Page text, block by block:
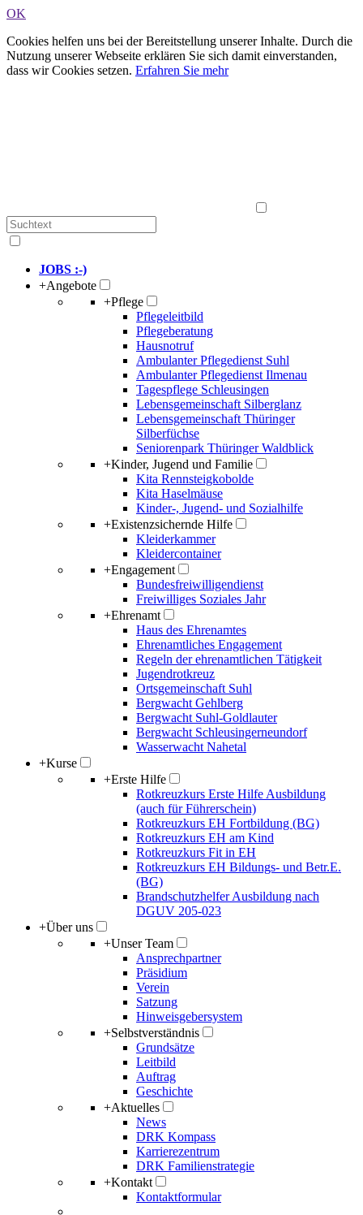
OK
Cookies helfen uns bei der Bereitstellung unserer Inhalte. Durch die
Nutzung unserer Webseite erklären Sie sich damit einverstanden,
dass wir Cookies setzen. Erfahren Sie mehr
JOBS :-)
+Angebote
+Pflege
Pflegeleitbild
Pflegeberatung
Hausnotruf
Ambulanter Pflegedienst Suhl
Ambulanter Pflegedienst Ilmenau
Tagespflege Schleusingen
Lebensgemeinschaft Silberglanz
Lebensgemeinschaft Thüringer
Silberfüchse
Seniorenpark Thüringer Waldblick
+Kinder, Jugend und Familie
Kita Rennsteigkobolde
Kita Haselmäuse
Kinder-, Jugend- und Sozialhilfe
+Existenzsichernde Hilfe
Kleiderkammer
Kleidercontainer
+Engagement
Bundesfreiwilligendienst
Freiwilliges Soziales Jahr
+Ehrenamt
Haus des Ehrenamtes
Ehrenamtliches Engagement
Regeln der ehrenamtlichen Tätigkeit
Jugendrotkreuz
Ortsgemeinschaft Suhl
Bergwacht Gehlberg
Bergwacht Suhl-Goldlauter
Bergwacht Schleusingerneundorf
Wasserwacht Nahetal
+Kurse
+Erste Hilfe
Rotkreuzkurs Erste Hilfe Ausbildung
(auch für Führerschein)
Rotkreuzkurs EH Fortbildung (BG)
Rotkreuzkurs EH am Kind
Rotkreuzkurs Fit in EH
Rotkreuzkurs EH Bildungs- und Betr.E.
(BG)
Brandschutzhelfer Ausbildung nach
DGUV 205-023
+Über uns
+Unser Team
Ansprechpartner
Präsidium
Verein
Satzung
Hinweisgebersystem
+Selbstverständnis
Grundsätze
Leitbild
Auftrag
Geschichte
+Aktuelles
News
DRK Kompass
Karrierezentrum
DRK Familienstrategie
+Kontakt
Kontaktformular